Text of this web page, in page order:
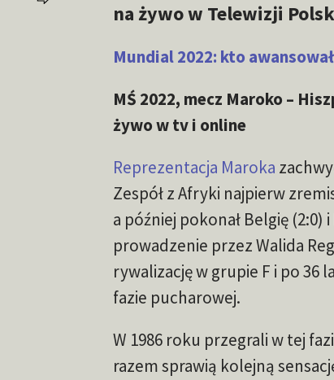
na żywo w Telewizji
Mundial 2022: kto
MŚ 2022, mecz Maroko –
żywo w tv i online
Reprezentacja Maroka
Zespół z Afryki najpierw
a później pokonał Belgię (2:0)
prowadzenie przez Walida
rywalizację w grupie F i po 36
fazie pucharowej.
W 1986 roku przegrali w tej
razem sprawią kolejną